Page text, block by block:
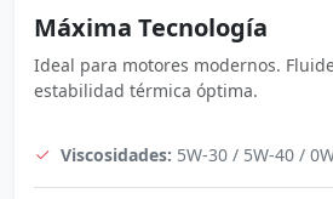
Máxima Tecnología
Ideal para motores modernos.
estabilidad térmica óptima.
Viscosidades: 5W-30 / 5W-40 /